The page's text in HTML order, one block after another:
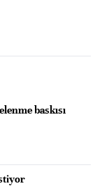
baskısı